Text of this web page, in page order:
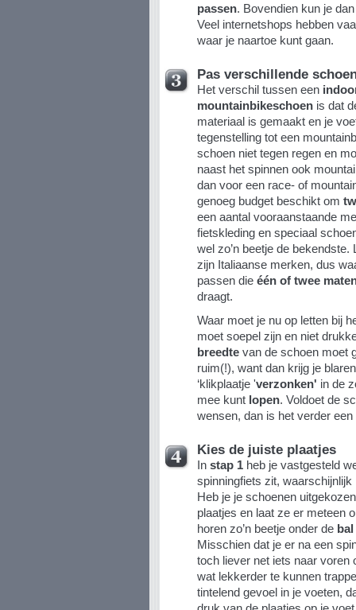
passen. Bovendien kun je
Veel internetshops hebben
waar je naartoe kunt gaan.
Pas verschillende
Het verschil tussen een
mountainbikeschoenis dat
materiaal is gemaakt en je
tegenstelling tot een
schoen niet tegen regen en
naast het spinnen ook
dan voor een race- of
genoeg budget beschikt om
een aantal vooraanstaande
fietskleding en speciaal
wel zo’n beetje de
zijn Italiaanse merken, dus
passen die één of twee
draagt.
Waar moet je nu op letten bij
moet soepel zijn en niet
breedtevan de schoen moet
ruim(!), want dan krijg je
‘klikplaatje 'verzonken' in de
mee kunt lopen. Voldoet de
wensen, dan is het verder
Kies de juiste plaatjes
In stap 1heb je vastgesteld
spinningfiets zit,
Heb je je schoenen
plaatjes en laat ze er meteen
horen zo’n beetje onder debal
Misschien dat je er na een
toch liever net iets naar voren
wat lekkerder te kunnen
tintelend gevoel in je voeten,